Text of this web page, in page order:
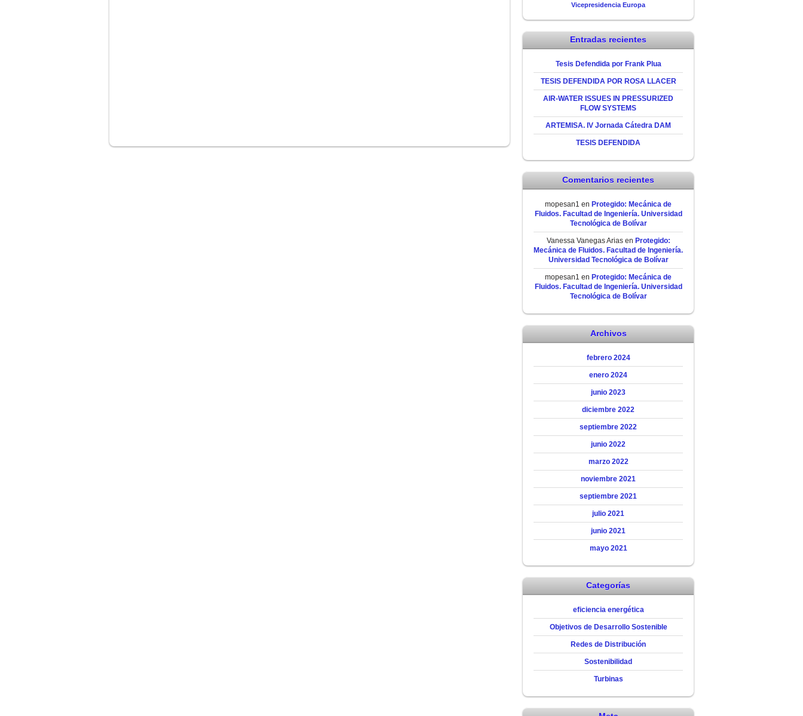
Vicepresidencia Europa
Entradas recientes
Tesis Defendida por Frank Plua
TESIS DEFENDIDA POR ROSA LLACER
AIR-WATER ISSUES IN PRESSURIZED
FLOW SYSTEMS
ARTEMISA. IV Jornada Cátedra DAM
TESIS DEFENDIDA
Comentarios recientes
mopesan1 en Protegido: Mecánica de
Fluidos. Facultad de Ingeniería. Universidad
Tecnológica de Bolívar
Vanessa Vanegas Ariasen Protegido:
Mecánica de Fluidos. Facultad de Ingeniería.
Universidad Tecnológica de Bolívar
mopesan1 en Protegido: Mecánica de
Fluidos. Facultad de Ingeniería. Universidad
Tecnológica de Bolívar
Archivos
febrero 2024
enero 2024
junio 2023
diciembre 2022
septiembre 2022
junio 2022
marzo 2022
noviembre 2021
septiembre 2021
julio 2021
junio 2021
mayo 2021
Categorías
eficiencia energética
Objetivos de Desarrollo Sostenible
Redes de Distribución
Sostenibilidad
Turbinas